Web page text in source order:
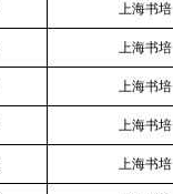
上海书培
上海书培
上海书培
上海书培
上海书培